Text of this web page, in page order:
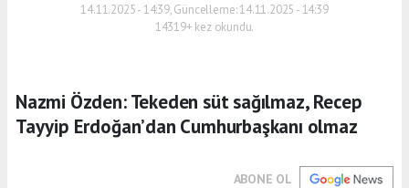
14.11.2025 - 14:39, Güncelleme: 14.11.2025 - 14:39
14319+ kez okundu.
Nazmi Özden: Tekeden süt sağılmaz, Recep
Tayyip Erdoğan’dan Cumhurbaşkanı olmaz
ABONE OL